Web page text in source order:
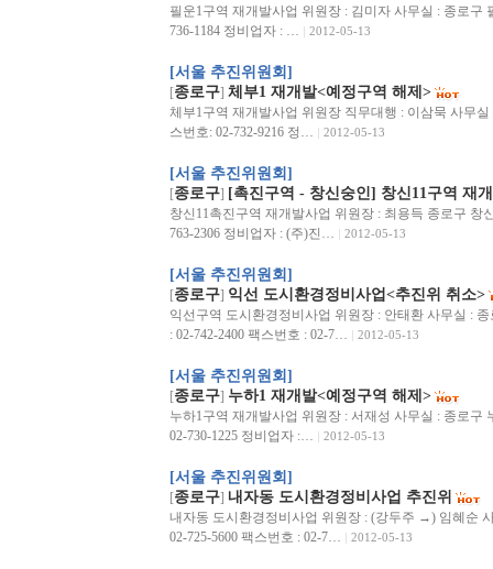
필운1구역 재개발사업 위원장 : 김미자 사무실 : 종로구
736-1184 정비업자 : …
2012-05-13
[서울 추진위원회]
[종로구] 체부1 재개발<예정구역 해제>
체부1구역 재개발사업 위원장 직무대행 : 이삼묵 사무
스번호: 02-732-9216 정…
2012-05-13
[서울 추진위원회]
[종로구] [촉진구역 - 창신숭인] 창신11구역 재
창신11촉진구역 재개발사업 위원장 : 최용득 종로구 창
763-2306 정비업자 : (주)진…
2012-05-13
[서울 추진위원회]
[종로구] 익선 도시환경정비사업<추진위 취소>
익선구역 도시환경정비사업 위원장 : 안태환 사무실 :
: 02-742-2400 팩스번호 : 02-7…
2012-05-13
[서울 추진위원회]
[종로구] 누하1 재개발<예정구역 해제>
누하1구역 재개발사업 위원장 : 서재성 사무실 : 종로구
02-730-1225 정비업자 :…
2012-05-13
[서울 추진위원회]
[종로구] 내자동 도시환경정비사업 추진위
내자동 도시환경정비사업 위원장 : (강두주 →) 임혜순
02-725-5600 팩스번호 : 02-7…
2012-05-13